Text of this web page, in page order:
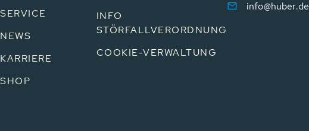
SERVICE
NEWS
KARRIERE
SHOP
INFO
STÖRFALLVERORDNUNG
COOKIE-VERWALTUNG
info@huber.de